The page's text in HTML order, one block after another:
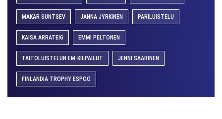
MAKAR SUNTSEV JANNA JYRKINEN PARILUISTELU
KAISA ARRATEIG EMMI PELTONEN
TAITOLUISTELUN EM-KILPAILUT JENNI SAARINEN
FINLANDIA TROPHY ESPOO